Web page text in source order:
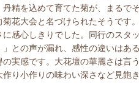
精を込めて育てた菊が、まるで
花大会と名づけられたそうです
感心しきりでした。同行のスタ
との声が漏れ、感性の違いはあ
実感です。大花壇の華麗さは言
り小作りの味わい深さなど見飽